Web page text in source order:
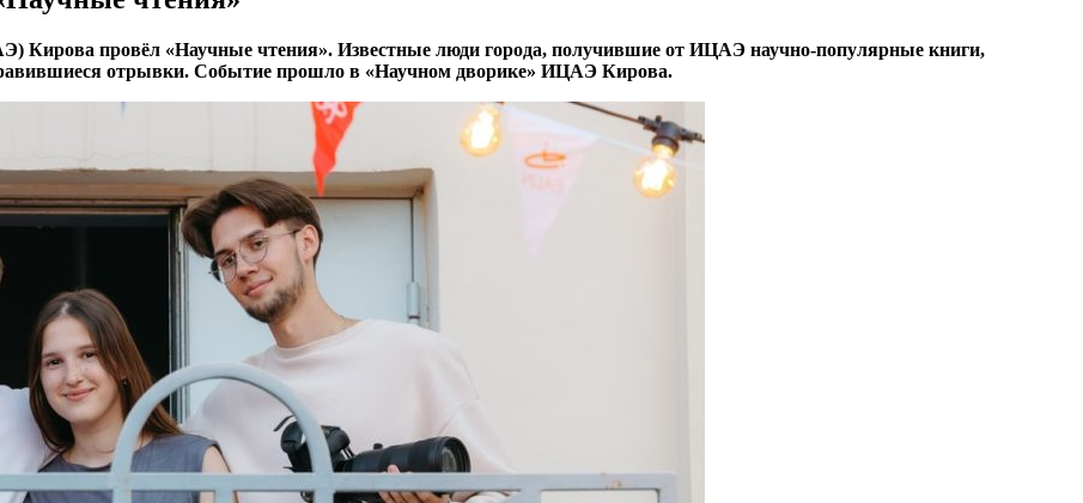
Кирова провёл «Научные чтения». Известные люди города, получившие от ИЦАЭ научно-популярные книги,
отрывки. Событие прошло в «Научном дворике» ИЦАЭ Кирова.